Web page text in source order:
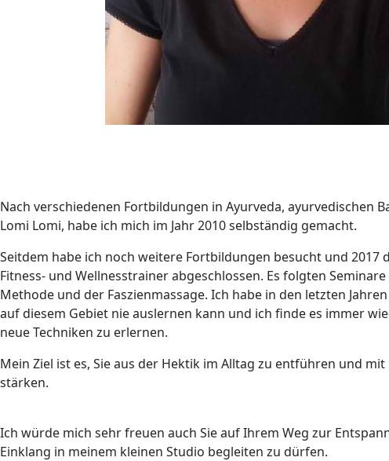
Nach verschiedenen Fortbildungen in Ayurveda, ayurvedischen
Lomi Lomi, habe ich mich im Jahr 2010 selbständig gemacht.
Seitdem habe ich noch weitere Fortbildungen besucht und 2017
Fitness- und Wellnesstrainer abgeschlossen. Es folgten
Methode und der Faszienmassage. Ich habe in den letzten
auf diesem Gebiet nie auslernen kann und ich finde es immer
neue Techniken zu erlernen.
Mein Ziel ist es, Sie aus der Hektik im Alltag zu entführen und
stärken.
Ich würde mich sehr freuen auch Sie auf Ihrem Weg zur
Einklang in meinem kleinen Studio begleiten zu dürfen.